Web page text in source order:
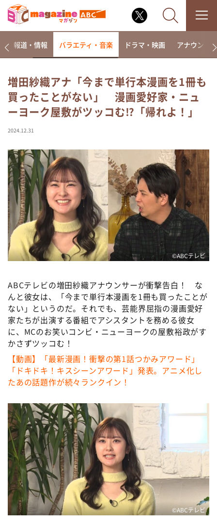
なるみ・岡村の過ぎるTV
相席食堂
これ余談なんですけど・・・
て真剣です
探偵！ナイトスクープ
news おかえり
河合＆A.B.C-Z塚田×福井アナ「なんでやねん！？」
（news おかえり）
DAIGOも台所 ～きょうの献立 何にする？～
本日はダイアンなり！シーズン２
朝だ！生です旅サラダ
ＬＩＦＥ～夢のカタチ～
新婚さんいらっしゃい！
ポツンと一軒家
ザキ山小屋本館
ぺこぱのまるスポ
アナ回覧板
報道・情報 バラエティ・音楽 ドラマ・映画 アナウンサー
増田紗織アナ「今まで単行本漫画を1冊も
買ったことがない」 漫画愛好家・ニュ
ーヨーク屋敷がツッコむ⁉「帰れよ！」
2024.12.31
©️ABCテレビ
ABCテレビの増田紗織アナウンサーが衝撃告白！ な
んと彼女は、「今まで単行本漫画を1冊も買ったことが
ない」というのだ。それでも、芸能界屈指の漫画愛好
家たちが出演する番組でアシスタントを務める彼女
に、MCのお笑いコンビ・ニューヨークの屋敷裕政がす
かさずツッコむ！
【動画】「最新漫画！衝撃の第1話つかみアワード」
「ドキドキ！キスシーンアワード」発表。アニメ化し
たあの話題作が続々ランクイン！
©️ABCテレビ